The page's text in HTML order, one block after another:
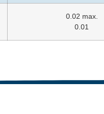
0.02 max.
0.01